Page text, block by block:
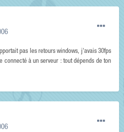
pas les retours windows, j'avais 30fps
connecté à un serveur : tout dépends de ton